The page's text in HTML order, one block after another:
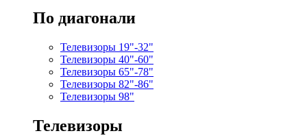
По диагонали
Телевизоры 19"-32"
Телевизоры 40"-60"
Телевизоры 65"-78"
Телевизоры 82"-86"
Телевизоры 98"
Телевизоры